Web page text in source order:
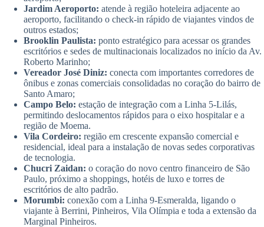
Jardim Aeroporto: atende à região hoteleira adjacente ao
aeroporto, facilitando o check-in rápido de viajantes vindos de
outros estados;
Brooklin Paulista: ponto estratégico para acessar os grandes
escritórios e sedes de multinacionais localizados no início da Av.
Roberto Marinho;
Vereador José Diniz: conecta com importantes corredores de
ônibus e zonas comerciais consolidadas no coração do bairro de
Santo Amaro;
Campo Belo: estação de integração com a Linha 5-Lilás,
permitindo deslocamentos rápidos para o eixo hospitalar e a
região de Moema.
Vila Cordeiro: região em crescente expansão comercial e
residencial, ideal para a instalação de novas sedes corporativas
de tecnologia.
Chucri Zaidan: o coração do novo centro financeiro de São
Paulo, próximo a shoppings, hotéis de luxo e torres de
escritórios de alto padrão.
Morumbi: conexão com a Linha 9-Esmeralda, ligando o
viajante à Berrini, Pinheiros, Vila Olímpia e toda a extensão da
Marginal Pinheiros.